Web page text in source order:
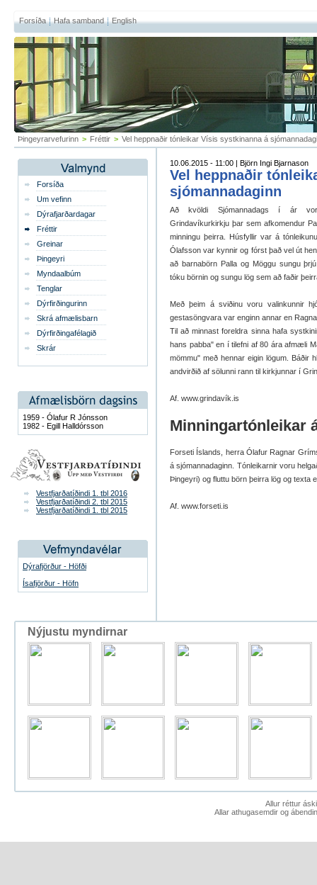
Forsíða Hafa samband English
Þingeyrarvefurinn > Fréttir > Vel heppnaðir tónleikar Vísis systkinanna á
Forsíða
Um vefinn
Dýrafjarðardagar
Fréttir
Greinar
Þingeyri
Myndaalbúm
Tenglar
Dýrfirðingurinn
Skrá afmælisbarn
Dýrfirðingafélagið
Skrár
1959 - Ólafur R Jónsson
1982 - Egill Halldórsson
Vestfjarðatíðindi 1. tbl 2016
Vestfjarðatíðindi 2. tbl 2015
Vestfjarðatíðindi 1. tbl 2015
Dýrafjörður - Höfði
Ísafjörður - Höfn
10.06.2015 - 11:00 | Björn Ingi Bjarnason
Vel heppnaðir
sjómannadaginn
Að kvöldi Sjómannadags í ár
Grindavíkurkirkju þar sem afkomendur
minningu þeirra. Húsfyllir var á
Ólafsson var kynnir og fórst það vel út
að barnabörn Palla og Möggu sungu
tóku börnin og sungu lög sem að faðir
Með þeim á sviðinu voru valinkunnir
gestasöngvara var enginn annar en
Til að minnast foreldra sinna hafa
hans pabba" en í tilefni af 80 ára afmæli
mömmu" með hennar eigin lögum. Báðir
andvirðið af sölunni rann til kirkjunnar í
Af. www.grindavík.is
Minningartónleikar
Forseti Íslands, herra Ólafur Ragnar
á sjómannadaginn. Tónleikarnir voru
Þingeyri) og fluttu börn þeirra lög og texta
Af. www.forseti.is
Nýjustu myndirnar
Allur réttur
Allar athugasemdir og